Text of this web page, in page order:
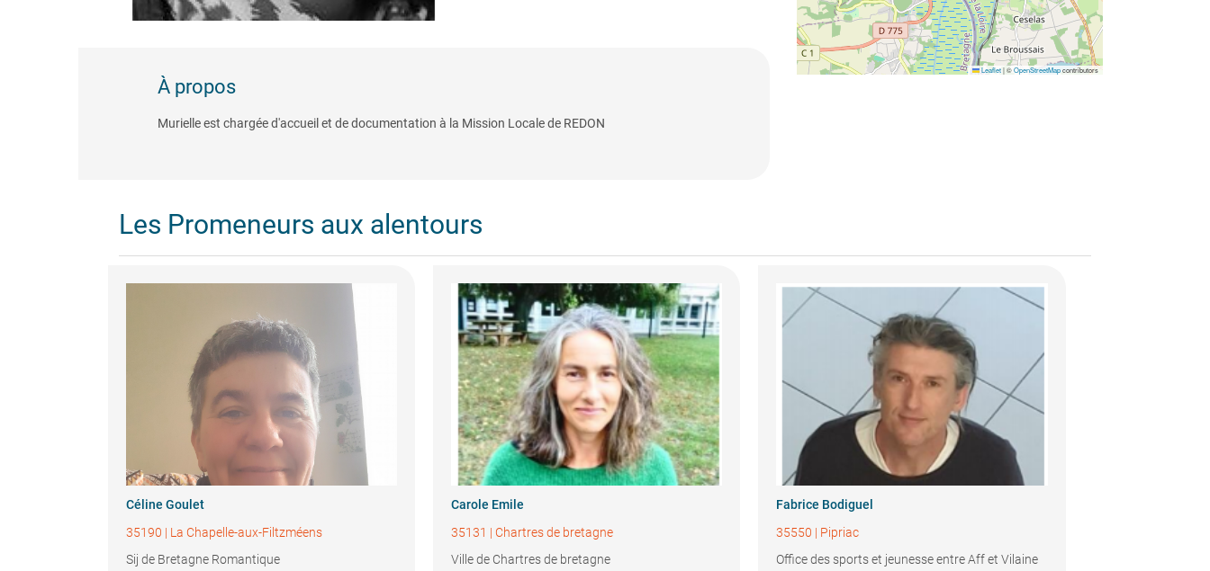
À propos
Murielle est chargée d'accueil et de documentation à la Mission Locale de REDON
Leaflet |©OpenStreetMapcontributors
Les Promeneurs aux alentours
Céline Goulet
35190 | La Chapelle-aux-Filtzméens
Sij de Bretagne Romantique
Carole Emile
35131 | Chartres de bretagne
Ville de Chartres de bretagne
Fabrice Bodiguel
35550 | Pipriac
Office des sports et jeunesse entre Aff et Vilaine